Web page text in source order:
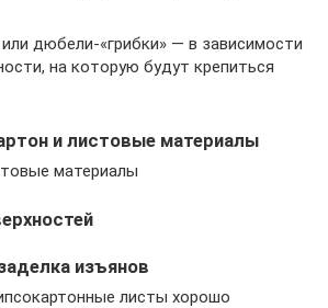
дюбели-«грибки» — в зависимости
на которую будут крепиться
и листовые материалы
материалы
изъянов
листы хорошо